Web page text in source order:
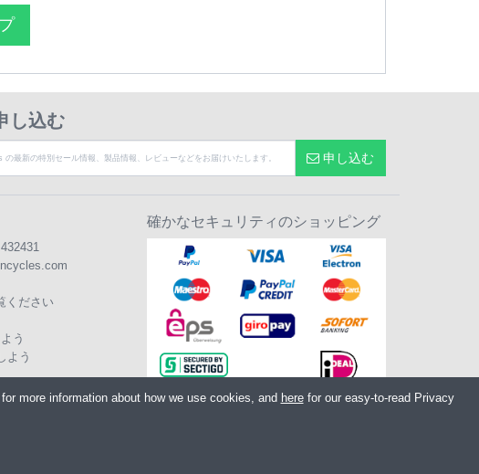
し込む
申し込む
ください
う
よう
確かなセキュリティのショッピング
Chorley PR7 7EL United Kingdom
more information about how we use cookies, and herefor our easy-to-read Privacy